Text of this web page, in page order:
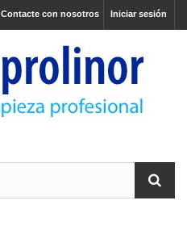
Iniciar sesión
Contacte con nosotros